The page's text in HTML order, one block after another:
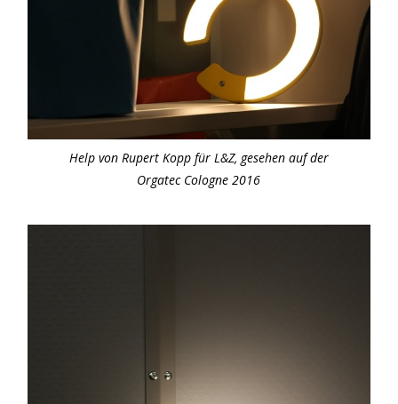
Help von Rupert Kopp für L&Z, gesehen auf der
Orgatec Cologne 2016